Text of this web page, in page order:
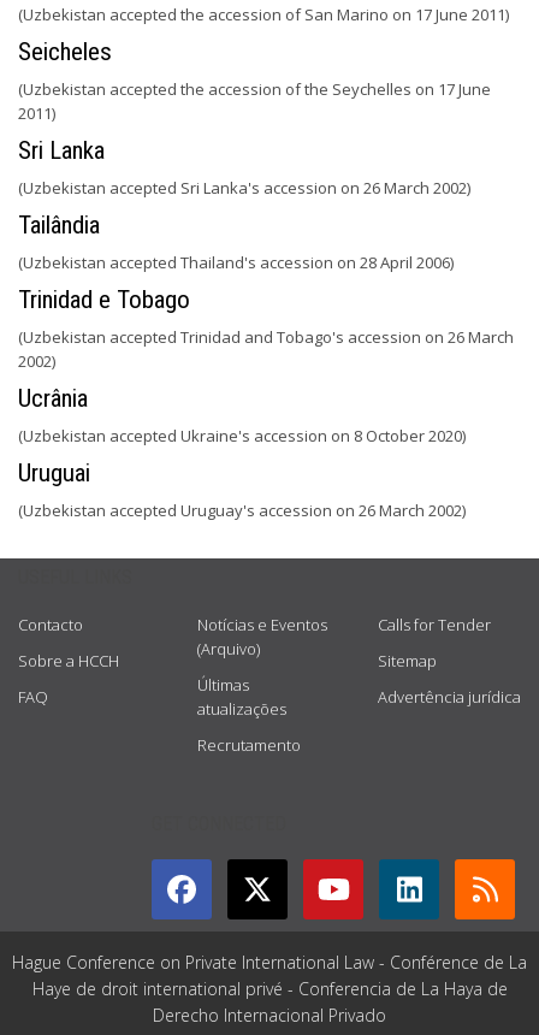
(Uzbekistan accepted the accession of San Marino on 17 June 2011)
Seicheles
(Uzbekistan accepted the accession of the Seychelles on 17 June
2011)
Sri Lanka
(Uzbekistan accepted Sri Lanka's accession on 26 March 2002)
Tailândia
(Uzbekistan accepted Thailand's accession on 28 April 2006)
Trinidad e Tobago
(Uzbekistan accepted Trinidad and Tobago's accession on 26 March
2002)
Ucrânia
(Uzbekistan accepted Ukraine's accession on 8 October 2020)
Uruguai
(Uzbekistan accepted Uruguay's accession on 26 March 2002)
Contacto
Sobre a HCCH
FAQ
Notícias e Eventos
(Arquivo)
Últimas
atualizações
Recrutamento
Calls for Tender
Sitemap
Advertência jurídica
Hague Conference on Private International Law - Conférence de La
Haye de droit international privé - Conferencia de La Haya de
Derecho Internacional Privado